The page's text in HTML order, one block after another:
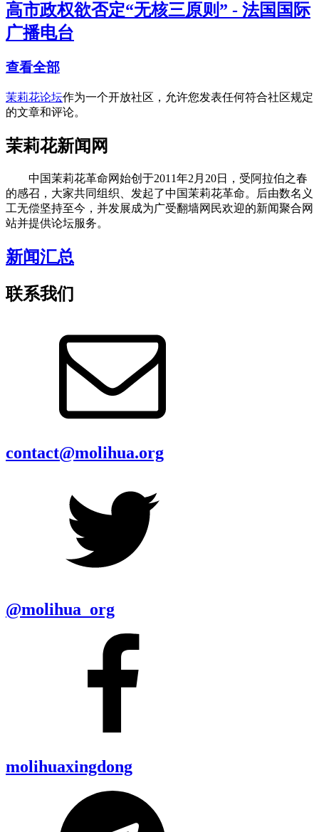
高市政权欲否定“无核三原则” - 法国国际
广播电台
查看全部
茉莉花论坛作为一个开放社区，允许您发表任何符合社区规定
的文章和评论。
茉莉花新闻网
中国茉莉花革命网始创于2011年2月20日，受阿拉伯之春
的感召，大家共同组织、发起了中国茉莉花革命。后由数名义
工无偿坚持至今，并发展成为广受翻墙网民欢迎的新闻聚合网
站并提供论坛服务。
新闻汇总
联系我们
contact@molihua.org
@molihua_org
molihuaxingdong